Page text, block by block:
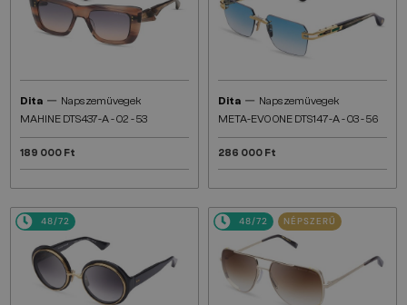
Dita — Napszemüvegek
MAHINE DTS437-A - 02 - 53
189 000 Ft
Dita — Napszemüvegek
META-EVO ONE DTS147-A - 03 - 56
286 000 Ft
48/72 48/72 NÉPSZERŰ